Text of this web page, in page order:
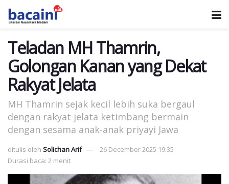
Teladan MH Thamrin,
Golongan Kanan yang Dekat
Rakyat Jelata
MH Thamrin sejak kecil lebih suka bergaul
dengan rakyat jelata ketimbang bermain
dengan sesama anak-anak priyayi Jawa
ditulis oleh Solichan Arif
26 December 2025 19:35
Durasi baca: 2 menit